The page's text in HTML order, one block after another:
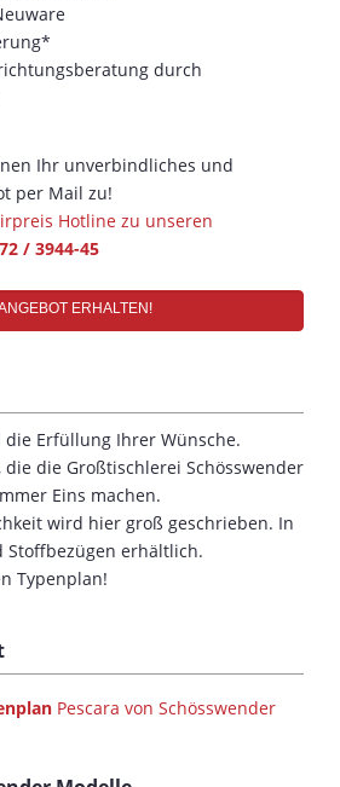
durch
Ihr unverbindliches und
per Mail zu!
Hotline zu unseren
/ 3944-45
ERHALTEN!
Erfüllung Ihrer Wünsche.
die die Großtischlerei Schösswender
Eins machen.
wird hier groß geschrieben. In
Stoffbezügen erhältlich.
Typenplan!
Pescara von Schösswender